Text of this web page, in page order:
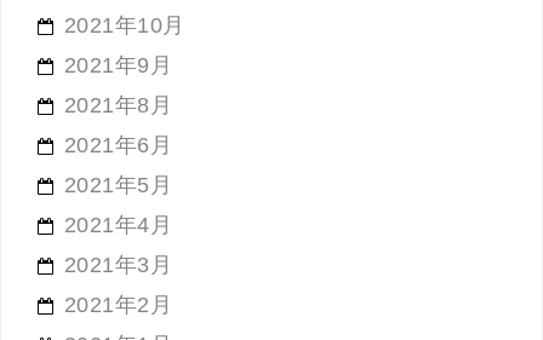
2021年10月
2021年9月
2021年8月
2021年6月
2021年5月
2021年4月
2021年3月
2021年2月